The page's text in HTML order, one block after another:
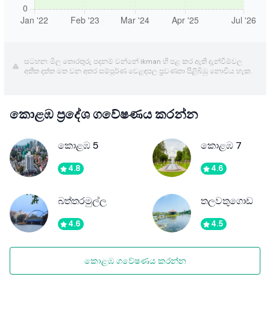
සටහන: මිල තොරතුරු පදනම් වන්නේ ikman හි පළ කර ඇති දැන්වීම්වල
අතීත දත්ත මත වන අතර සම්පූර්ණ වෙළඳපල ප්‍රවණතා පිළිබිඹු නොවිය හැක.
කොළඹ ප්‍රදේශ ගවේෂණය කරන්න
කොළඹ 5
4.8
කොළඹ 7
4.6
බත්තරමුල්ල
4.6
තලවතුගොඩ
4.5
කොළඹ ගවේෂණය කරන්න